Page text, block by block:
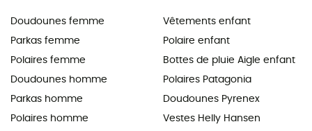
Doudounes femme
Parkas femme
Polaires femme
Doudounes homme
Parkas homme
Polaires homme
Vêtements enfant
Polaire enfant
Bottes de pluie Aigle enfant
Polaires Patagonia
Doudounes Pyrenex
Vestes Helly Hansen